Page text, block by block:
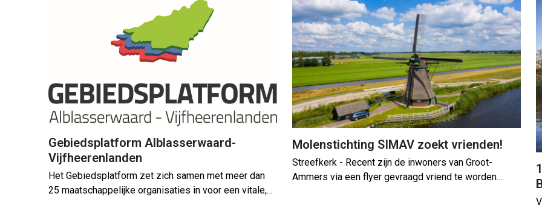
Gebiedsplatform Alblasserwaard-
Vijfheerenlanden
Het Gebiedsplatform zet zich samen met meer dan
25 maatschappelijke organisaties in voor een vitale,…
Molenstichting SIMAV zoekt vrienden!
Streefkerk - Recent zijn de inwoners van Groot-
Ammers via een flyer gevraagd vriend te worden…